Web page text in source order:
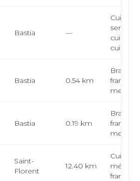
Bastia —
Cuisine
cuisine
cuisine
Bastia 0.54 km
Bastia 0.19 km
Saint-
Florent
12.40 km
Cuisine